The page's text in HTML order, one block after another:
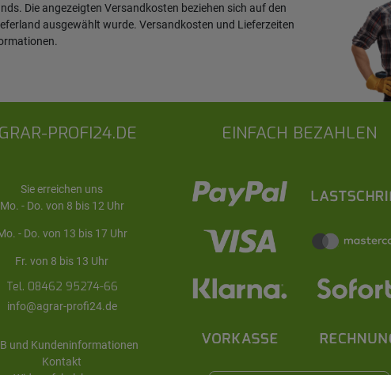
Die angezeigten Versandkosten beziehen sich auf den
ausgewählt wurde. Versandkosten und Lieferzeiten
.
EINFACH BEZAHLEN
PROFI24.DE
Sie erreichen uns
Mo. - Do. von 8 bis 12 Uhr
- Do. von 13 bis 17 Uhr
Fr. von 8 bis 13 Uhr
Tel. 08462 95274-66
info@agrar-profi24.de
und Kundeninformationen
Kontakt